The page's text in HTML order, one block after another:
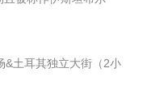
土耳其独立大街（2小